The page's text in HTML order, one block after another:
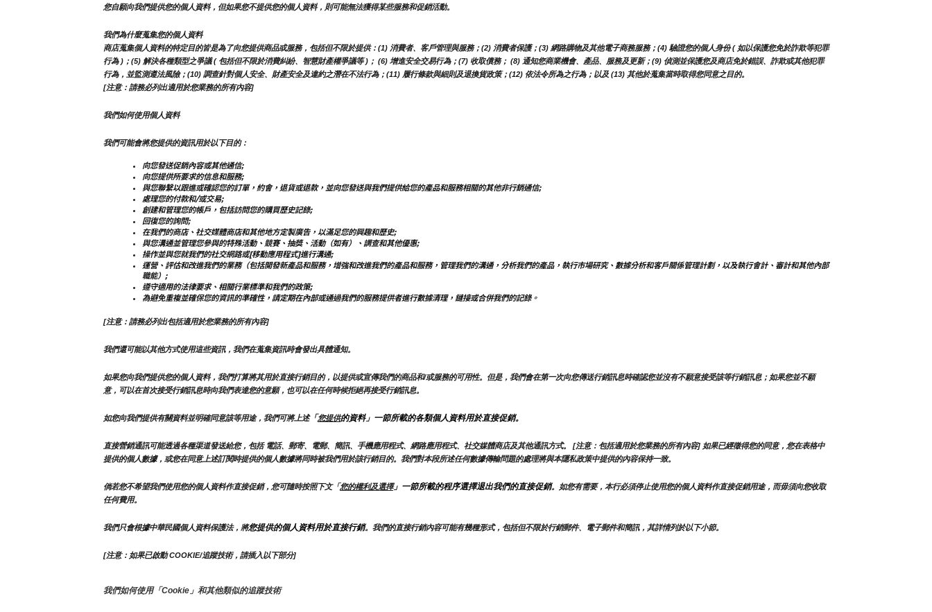
您自願向我們提供您的個人資料，但如果您不提供您的個人資料，則可能無法獲得某些服務和促銷活動。
我們為什麼蒐集您的個人資料
商店蒐集個人資料的特定目的皆是為了向您提供商品或服務，包括但不限於提供：(1) 消費者、客戶管理與服務；(2) 消費者保護；(3) 網路購物及其他電子商務服務；(4) 驗證您的個人身份 ( 如以保護您免於詐欺等犯罪
行為 )；(5) 解決各種類型之爭議 ( 包括但不限於消費糾紛、智慧財產權爭議等 )； (6) 增進安全交易行為；(7) 收取債務； (8) 通知您商業機會、產品、服務及更新；(9) 偵測並保護您及商店免於錯誤、詐欺或其他犯罪
行為，並監測遵法風險；(10) 調查針對個人安全、財產安全及違約之潛在不法行為；(11) 履行條款與細則及退換貨政策；(12) 依法令所為之行為；以及 (13) 其他於蒐集當時取得您同意之目的。
[注意：請務必列出適用於您業務的所有內容]
我們如何使用個人資料
我們可能會將您提供的資訊用於以下目的：
向您發送促銷內容或其他通信;
向您提供所要求的信息和服務;
與您聯繫以跟進或確認您的訂單，約會，退貨或退款，並向您發送與我們提供給您的產品和服務相關的其他非行銷通信;
處理您的付款和/或交易;
創建和管理您的帳戶，包括訪問您的購買歷史記錄;
回復您的詢問;
在我們的商店、社交媒體商店和其他地方定製廣告，以滿足您的興趣和歷史;
與您溝通並管理您參與的特殊活動、競賽、抽獎、活動（如有）、調查和其他優惠;
操作並與您就我們的社交網路或[移動應用程式]進行溝通;
運營、評估和改進我們的業務（包括開發新產品和服務，增強和改進我們的產品和服務，管理我們的溝通，分析我們的產品，執行市場研究、數據分析和客戶關係管理計劃，以及執行會計、審計和其他內部
職能）;
遵守適用的法律要求、相關行業標準和我們的政策;
為避免重複並確保您的資訊的準確性，請定期在內部或通過我們的服務提供者進行數據清理，鏈接或合併我們的記錄。
[注意：請務必列出包括適用於您業務的所有內容]
我們還可能以其他方式使用這些資訊，我們在蒐集資訊時會發出具體通知。
如果您向我們提供您的個人資料，我們打算將其用於直接行銷目的，以提供或宣傳我們的商品和/或服務的可用性。但是，我們會在第一次向您傳送行銷訊息時確認您並沒有不願意接受該等行銷訊息；如果您並不願
意，可以在首次接受行銷訊息時向我們表達您的意願，也可以在任何時候拒絕再接受行銷訊息。
如您向我們提供有關資料並明確同意該等用途，我們可將上述「您提供的資料」一節所載的各類個人資料用於直接促銷。
直接營銷通訊可能透過各種渠道發送給您，包括 電話、郵寄、電郵、簡訊、手機應用程式、網路應用程式、社交媒體商店及其他通訊方式。 [注意：包括適用於您業務的所有內容] 如果已經徵得您的同意，您在表格中
提供的個人數據，或您在同意上述訂閱時提供的個人數據將同時被我們用於該行銷目的。我們對本段所述任何數據傳輸問題的處理將與本隱私政策中提供的內容保持一致。
倘若您不希望我們使用您的個人資料作直接促銷，您可隨時按照下文「您的權利及選擇」一節所載的程序選擇退出我們的直接促銷。如您有需要，本行必須停止使用您的個人資料作直接促銷用途，而毋須向您收取
任何費用。
我們只會根據中華民國個人資料保護法，將您提供的個人資料用於直接行銷。我們的直接行銷內容可能有幾種形式，包括但不限於行銷郵件、電子郵件和簡訊，其詳情列於以下小節。
[注意：如果已啟動 COOKIE/追蹤技術，請插入以下部分]
我們如何使用「Cookie」和其他類似的追蹤技術